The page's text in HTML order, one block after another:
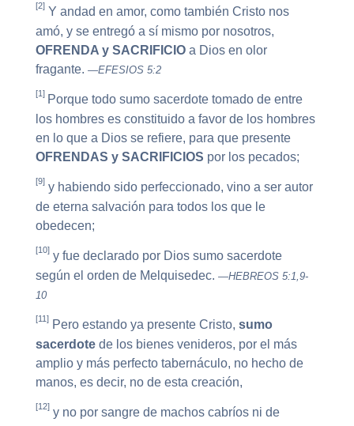
[2]Y andad en amor, como también Cristo nos
amó, y se entregó a sí mismo por nosotros,
OFRENDA y SACRIFICIOa Dios en olor
fragante. —EFESIOS 5:2
[1] Porque todo sumo sacerdote tomado de entre
los hombres es constituido a favor de los hombres
en lo que a Dios se refiere, para que presente
OFRENDAS y SACRIFICIOS por los pecados;
[9] y habiendo sido perfeccionado, vino a ser autor
de eterna salvación para todos los que le
obedecen;
[10] y fue declarado por Dios sumo sacerdote
según el orden de Melquisedec. —HEBREOS 5:1,9-
10
[11] Pero estando ya presente Cristo, sumo
sacerdotede los bienes venideros, por el más
amplio y más perfecto tabernáculo, no hecho de
manos, es decir, no de esta creación,
[12] y no por sangre de machos cabríos ni de